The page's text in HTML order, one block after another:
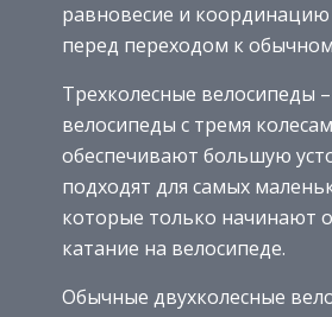
равновесие и
перед переходом к
Трехколесные велосипеды
велосипеды с тремя
обеспечивают большую
подходят для самых
которые только начинают
катание на велосипеде.
Обычные двухколесные